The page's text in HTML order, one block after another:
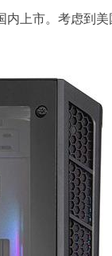
内上市。考虑到